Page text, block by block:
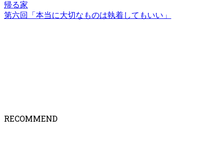
帰る家
第六回「本当に大切なものは執着してもいい」
RECOMMEND